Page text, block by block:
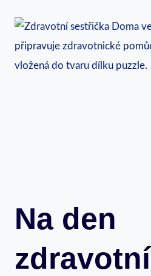
Na den
zdravotní